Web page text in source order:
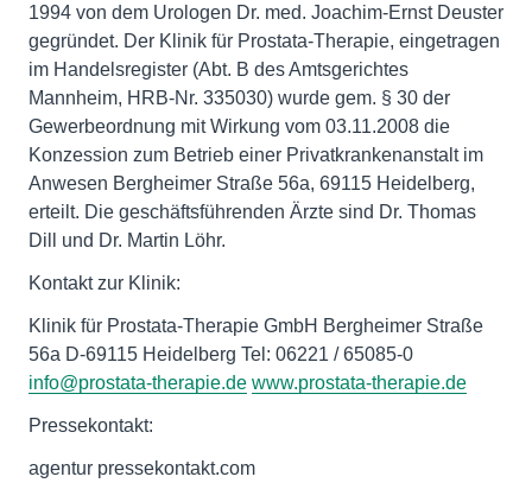
1994 von dem Urologen Dr. med. Joachim-Ernst Deuster
gegründet. Der Klinik für Prostata-Therapie, eingetragen
im Handelsregister (Abt. B des Amtsgerichtes
Mannheim, HRB-Nr. 335030) wurde gem. § 30 der
Gewerbeordnung mit Wirkung vom 03.11.2008 die
Konzession zum Betrieb einer Privatkrankenanstalt im
Anwesen Bergheimer Straße 56a, 69115 Heidelberg,
erteilt. Die geschäftsführenden Ärzte sind Dr. Thomas
Dill und Dr. Martin Löhr.
Kontakt zur Klinik:
Klinik für Prostata-Therapie GmbH Bergheimer Straße
56a D-69115 Heidelberg Tel: 06221 / 65085-0
info@prostata-therapie.de www.prostata-therapie.de
Pressekontakt:
agentur pressekontakt.com